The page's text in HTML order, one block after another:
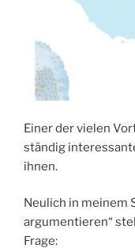
Einer der vielen
ständig
ihnen.
Neulich in meinem
argumentieren“
Frage: